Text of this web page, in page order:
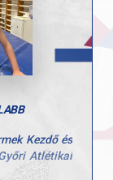
tornászait
Kezdő és
Atlétikai